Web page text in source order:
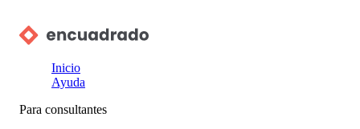
Inicio
Ayuda
Para consultantes